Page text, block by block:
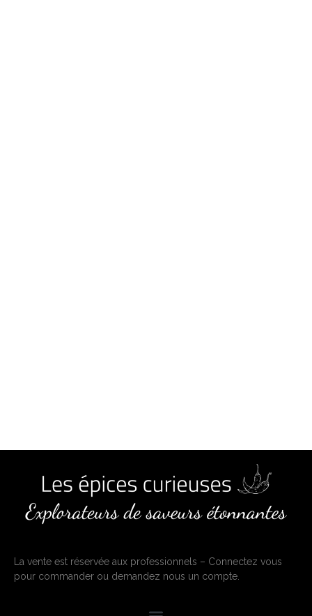
La vente est réservée aux professionnels – Connectez vous
pour commander ou demandez nous un compte.